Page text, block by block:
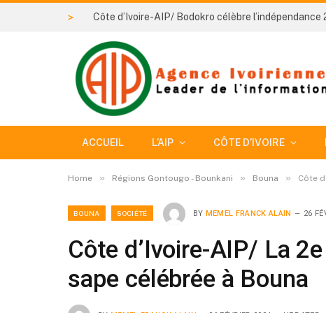
>
ACCUEIL L’AIP CÔTE D’IVOIRE
Home » Régions Gontougo - Bounkani » Bouna » Côte
BOUNA SOCIÉTÉ BY MEMEL FRANCK ALAIN 26
Côte d’Ivoire-AIP/ La
sape célébrée à Bouna